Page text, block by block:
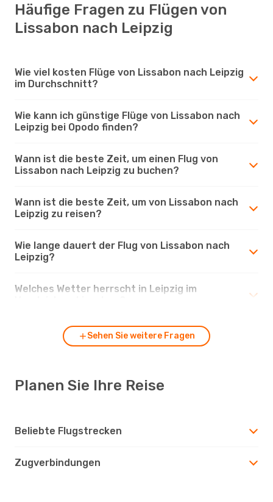
Häufige Fragen zu Flügen von
Lissabon nach Leipzig
Wie viel kosten Flüge von Lissabon nach Leipzig
im Durchschnitt?
Wie kann ich günstige Flüge von Lissabon nach
Leipzig bei Opodo finden?
Wann ist die beste Zeit, um einen Flug von
Lissabon nach Leipzig zu buchen?
Wann ist die beste Zeit, um von Lissabon nach
Leipzig zu reisen?
Wie lange dauert der Flug von Lissabon nach
Leipzig?
Welches Wetter herrscht in Leipzig im
Sehen Sie weitere Fragen
Planen Sie Ihre Reise
Beliebte Flugstrecken
Zugverbindungen